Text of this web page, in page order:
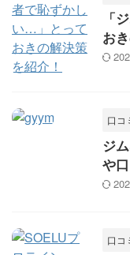
「
お
口コ
ジ
や
口コ